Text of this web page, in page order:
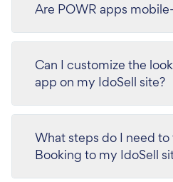
Are POWR apps
Can I customize the
app on my IdoSell site?
What steps do I need
Booking to my IdoSell